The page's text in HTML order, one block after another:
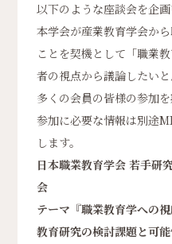
以下のような座談会を企画
本学会が産業教育学会か
ことを契機として「職業
者の視点から議論したいと
多くの会員の皆様の参加を
参加に必要な情報は別途
します。
日本職業教育学会 若手研
会
テーマ『職業教育学への
教育研究の検討課題と可能